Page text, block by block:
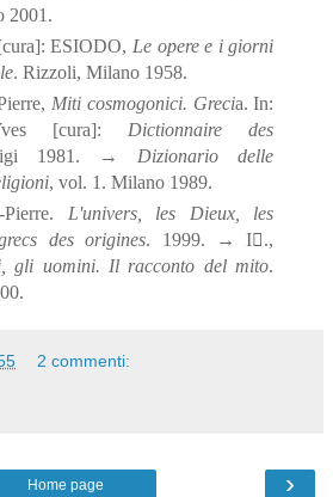
2001.
ESIODO, Le opere e i giorni
. Rizzoli, Milano 1958.
Miti cosmogonici. Grecia. In:
[cura]: Dictionnaire des
1981. → Dizionario delle
, vol. 1. Milano 1989.
L'univers, les Dieux, les
des origines. 1999. → I.,
gli uomini. Il racconto del mito.
2 commenti:
›
Home page